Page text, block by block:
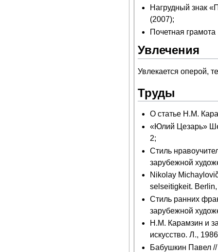
Нагрудный знак
(2007);
Почетная
Увлечения
Увлекается оперой,
Труды
О статье Н.М.
«Юлий Цезарь»
2;
Стиль
зарубежной
Nikolay
selseitigkeit.
Стиль ранних
зарубежной
Н.М. Карамзин и
искусство. Л.,
Бабушкин Павел